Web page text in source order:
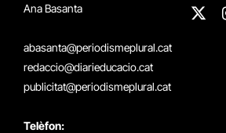
Ana Basanta
abasanta@periodismeplural.cat
redaccio@diarieducacio.cat
publicitat@periodismeplural.cat
Telèfon:
X